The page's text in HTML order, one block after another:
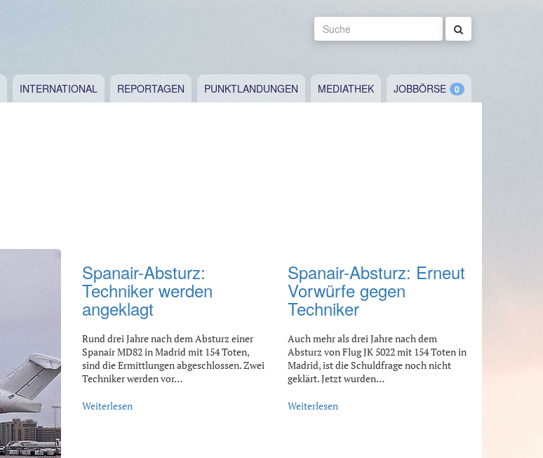
Suche
INTERNATIONAL REPORTAGEN PUNKTLANDUNGEN MEDIATHEK JOBBÖRSE
Spanair-Absturz:
Techniker werden
angeklagt
Rund drei Jahre nach dem Absturz einer
Spanair MD82 in Madrid mit 154 Toten,
sind die Ermittlungen abgeschlossen. Zwei
Techniker werden vor…
Weiterlesen
Spanair-Absturz: Erneut
Vorwürfe gegen
Techniker
Auch mehr als drei Jahre nach dem
Absturz von Flug JK 5022 mit 154 Toten in
Madrid, ist die Schuldfrage noch nicht
geklärt. Jetzt wurden…
Weiterlesen